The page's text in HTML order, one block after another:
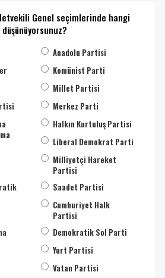
Genel seçimlerinde hangi
Anadolu Partisi
Komünist Parti
Millet Partisi
Merkez Parti
Halkın Kurtuluş Partisi
Liberal Demokrat Parti
Milliyetçi Hareket
Partisi
Saadet Partisi
Cumhuriyet Halk
Partisi
Demokratik Sol Parti
Yurt Partisi
Vatan Partisi